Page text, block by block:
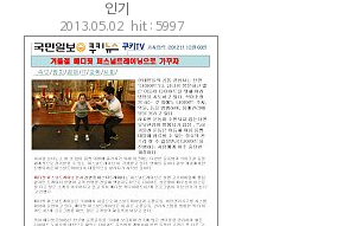
인기
2013.05.02 hit : 5997